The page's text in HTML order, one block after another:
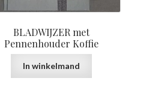
BLADWIJZER met
Pennenhouder Koffie
In winkelmand